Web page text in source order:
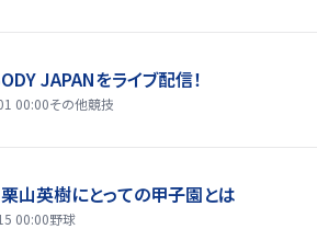
JAPANをライブ配信！
00:00その他競技
山英樹にとっての甲子園とは
00:00野球